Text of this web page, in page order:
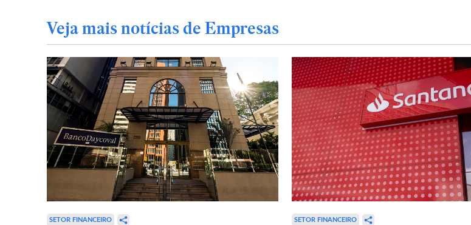
Veja mais notícias de Empresas
SETOR FINANCEIRO SETOR FINANCEIRO